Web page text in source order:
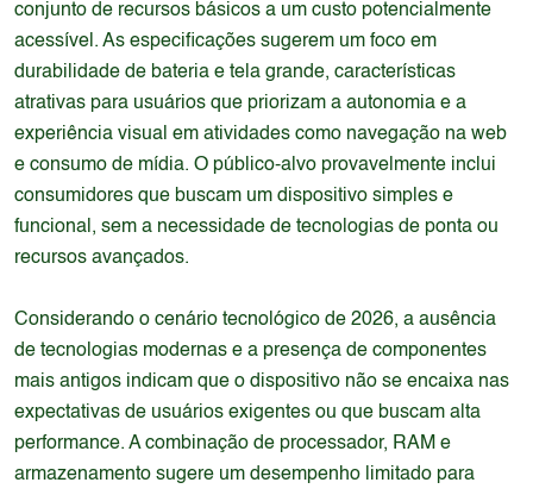
conjunto de recursos básicos a um custo potencialmente
acessível. As especificações sugerem um foco em
durabilidade de bateria e tela grande, características
atrativas para usuários que priorizam a autonomia e a
experiência visual em atividades como navegação na web
e consumo de mídia. O público-alvo provavelmente inclui
consumidores que buscam um dispositivo simples e
funcional, sem a necessidade de tecnologias de ponta ou
recursos avançados.
Considerando o cenário tecnológico de 2026, a ausência
de tecnologias modernas e a presença de componentes
mais antigos indicam que o dispositivo não se encaixa nas
expectativas de usuários exigentes ou que buscam alta
performance. A combinação de processador, RAM e
armazenamento sugere um desempenho limitado para